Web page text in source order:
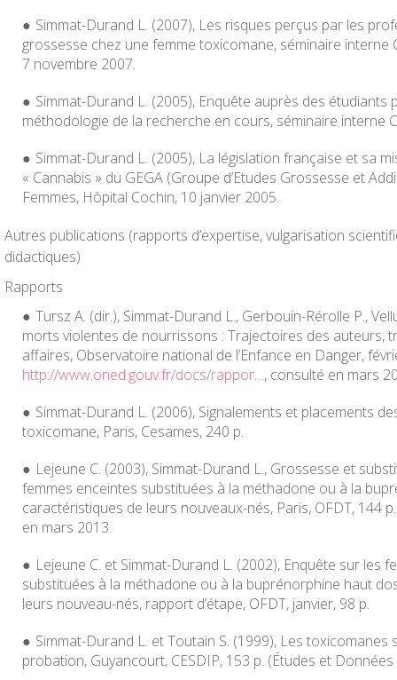
Simmat-Durand L. (2007), Les risques perçus par les
grossesse chez une femme toxicomane, séminaire interne
7 novembre 2007.
Simmat-Durand L. (2005), Enquête auprès des étudiants
méthodologie de la recherche en cours, séminaire interne
Simmat-Durand L. (2005), La législation française et sa
« Cannabis » du GEGA (Groupe d’Etudes Grossesse et
Femmes, Hôpital Cochin, 10 janvier 2005.
Autres publications (rapports d’expertise, vulgarisation
didactiques)
Rapports
Tursz A. (dir.), Simmat-Durand L., Gerbouin-Rérolle P.,
morts violentes de nourrissons : Trajectoires des auteurs,
affaires, Observatoire national de l’Enfance en Danger,
http://www.oned.gouv.fr/docs/rappor…, consulté en mars
Simmat-Durand L. (2006), Signalements et placements
toxicomane, Paris, Cesames, 240 p.
Lejeune C. (2003), Simmat-Durand L., Grossesse et
femmes enceintes substituées à la méthadone ou à la
caractéristiques de leurs nouveaux-nés, Paris, OFDT, 144
en mars 2013.
Lejeune C. et Simmat-Durand L. (2002), Enquête sur les
substituées à la méthadone ou à la buprénorphine haut
leurs nouveau-nés, rapport d’étape, OFDT, janvier, 98 p.
Simmat-Durand L. et Toutain S. (1999), Les toxicomanes
probation, Guyancourt, CESDIP, 153 p. (Études et Données